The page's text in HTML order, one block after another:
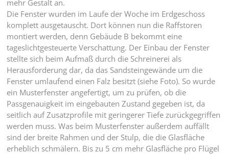
mehr Gestalt an.
Die Fenster wurden im Laufe der Woche im Erdgeschoss
komplett ausgetauscht. Dort können nun die Raffstoren
montiert werden, denn Gebäude B bekommt eine
tageslichtgesteuerte Verschattung. Der Einbau der Fenster
stellte sich beim Aufmaß durch die Schreinerei als
Herausforderung dar, da das Sandsteingewände um die
Fenster umlaufend einen Falz besitzt (siehe Foto). So wurde
ein Musterfenster angefertigt, um zu prüfen, ob die
Passgenauigkeit im eingebauten Zustand gegeben ist, da
seitlich auf Zusatzprofile mit geringerer Tiefe zurückgegriffen
werden muss. Was beim Musterfenster außerdem auffällt
sind der breite Rahmen und der Stulp, die die Glasfläche
erheblich schmälern. Bis zu 5 cm mehr Glasfläche pro Flügel